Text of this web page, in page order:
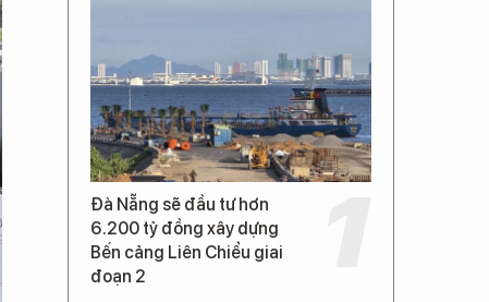
Đà Nẵng sẽ đầu tư hơn
6.200 tỷ đồng xây dựng
Bến cảng Liên Chiểu giai
đoạn 2